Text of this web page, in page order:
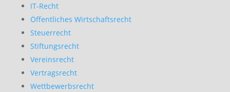
IT-Recht
Öffentliches Wirtschaftsrecht
Steuerrecht
Stiftungsrecht
Vereinsrecht
Vertragsrecht
Wettbewerbsrecht